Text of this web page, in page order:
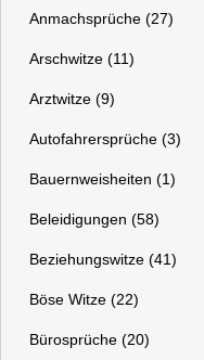
Anmachsprüche (27)
Arschwitze (11)
Arztwitze (9)
Autofahrersprüche (3)
Bauernweisheiten (1)
Beleidigungen (58)
Beziehungswitze (41)
Böse Witze (22)
Bürosprüche (20)